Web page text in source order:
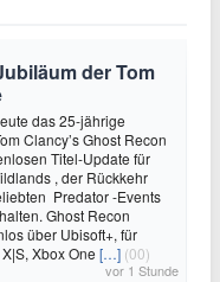
der Tom
das 25-jährige
Clancy’s Ghost Recon
Titel-Update für
, der Rückkehr
Predator -Events
Ghost Recon
über Ubisoft+, für
Xbox One […] (00)
vor 1 Stunde